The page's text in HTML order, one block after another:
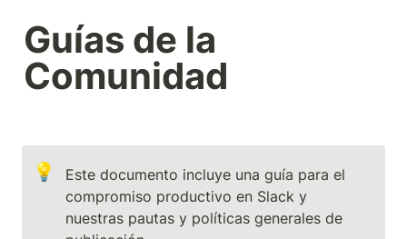
Guías de la
Comunidad
💡
Este documento incluye una guía para el
compromiso productivo en Slack y
nuestras pautas y políticas generales de